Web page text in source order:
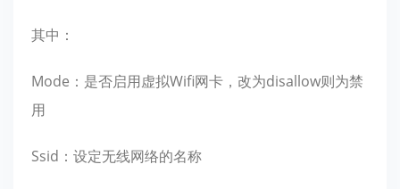
其中：
Mode：是否启用虚拟Wifi网卡，改为disallow则为禁
用
Ssid：设定无线网络的名称